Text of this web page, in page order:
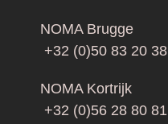
NOMA Brugge
+32 (0)50 83 20 38
NOMA Kortrijk
+32 (0)56 28 80 81